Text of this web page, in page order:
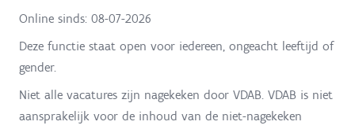
Online sinds: 08-07-2026
Deze functie staat open voor iedereen, ongeacht leeftijd of
gender.
Niet alle vacatures zijn nagekeken door VDAB. VDAB is niet
aansprakelijk voor de inhoud van de niet-nagekeken